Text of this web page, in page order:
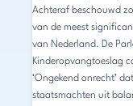
Achteraf beschouwd
van de meest
van Nederland. De
Kinderopvangtoeslag
‘Ongekend onrecht’
staatsmachten uit